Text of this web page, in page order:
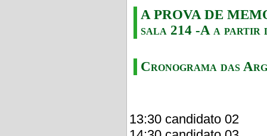
A PROVA DE
sala 214 -A a partir
Cronograma das
13:30 candidato 02